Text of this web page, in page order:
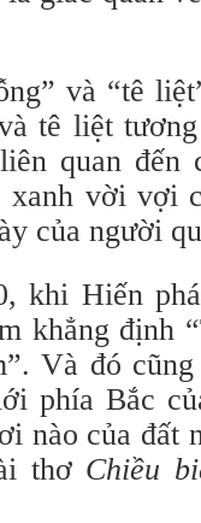
và “tê
tê liệt
quan đến
xanh vời vợi
của người
khi Hiến
khẳng định
Và đó
phía Bắc
nào của đất
thơ Chiều